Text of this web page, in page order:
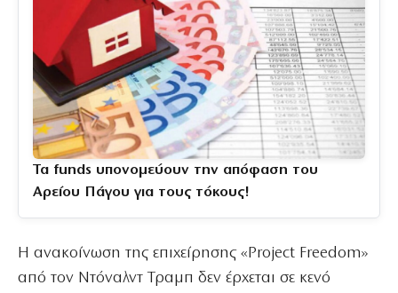
Τα funds υπονομεύουν την απόφαση του
Αρείου Πάγου για τους τόκους!
Η ανακοίνωση της επιχείρησης «Project Freedom»
από τον Ντόναλντ Τραμπ δεν έρχεται σε κενό